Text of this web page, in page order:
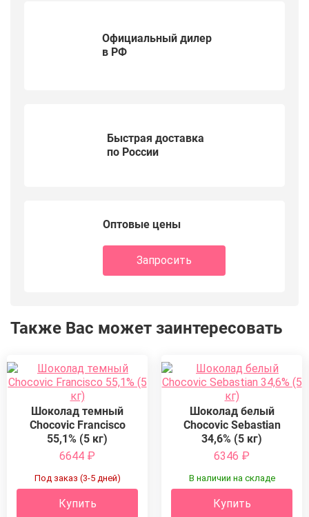
Официальный дилер
в РФ
Быстрая доставка
по России
Оптовые цены
Запросить
Также Вас может заинтересовать
Шоколад темный
Chocovic Francisco
55,1% (5 кг)
6644 ₽
Под заказ (3-5 дней)
Купить
Шоколад белый
Chocovic Sebastian
34,6% (5 кг)
6346 ₽
В наличии на складе
Купить